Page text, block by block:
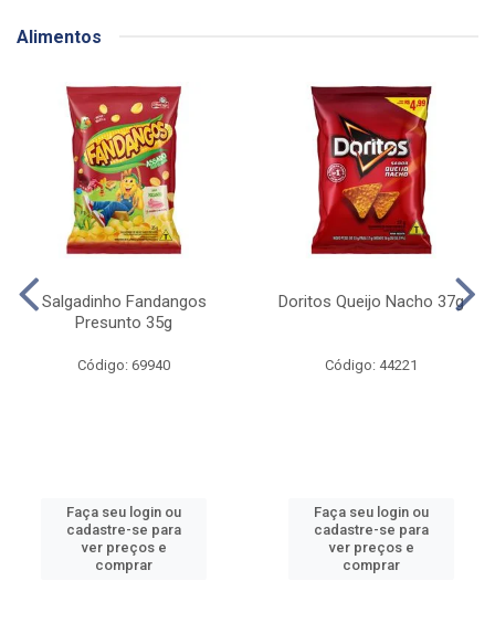
Alimentos
Salgadinho Fandangos
Presunto 35g
Código: 69940
Faça seu login ou
cadastre-se para
ver preços e
comprar
Doritos Queijo Nacho 37g
Código: 44221
Faça seu login ou
cadastre-se para
ver preços e
comprar